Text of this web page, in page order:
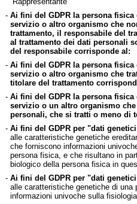
- Ai fini del GDPR la persona
servizio o altro organismo che
trattamento, il responsabile del
al trattamento dei dati personali
del responsabile corrisponde al:
- Ai fini del GDPR la persona
servizio o altro organismo che
titolare del trattamento
- Ai fini del GDPR la persona
servizio o un altro organismo
personali, che si tratti o meno di
- Ai fini del GDPR per "dati
alle caratteristiche genetiche
che forniscono informazioni
persona fisica, e che risultano in
biologico della persona fisica in
- Ai fini del GDPR per "dati
alle caratteristiche genetiche di una
informazioni univoche sulla